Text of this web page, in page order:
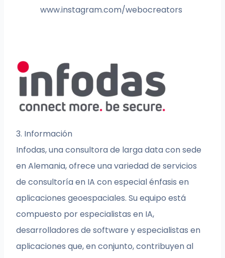
www.instagram.com/webocreators
3. Información
Infodas, una consultora de larga data con sede
en Alemania, ofrece una variedad de servicios
de consultoría en IA con especial énfasis en
aplicaciones geoespaciales. Su equipo está
compuesto por especialistas en IA,
desarrolladores de software y especialistas en
aplicaciones que, en conjunto, contribuyen al